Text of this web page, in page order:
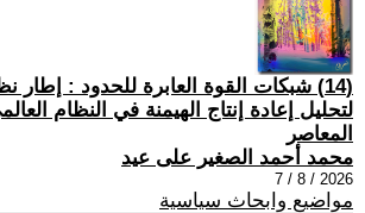
(14) شبكات القوة العابرة للحدود : إطار
لتحليل إعادة إنتاج الهيمنة في النظام
المعاصر
محمد أحمد الصغير على عيد
2026 / 8 / 7
مواضيع وابحاث سياسية